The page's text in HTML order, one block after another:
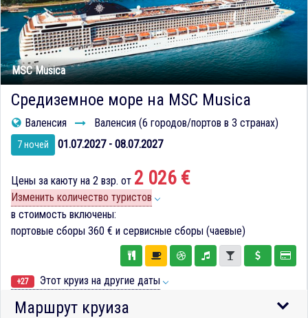
MSC Musica
Средиземное море на MSC Musica
Валенсия Валенсия (6 городов/портов в 3 странах)
7 ночей 01.07.2027 - 08.07.2027
Цены за каюту на 2 взр. от 2 026 €
Изменить количество туристов
в стоимость включены:
портовые сборы 360 € и сервисные сборы (чаевые)
+27 Этот круиз на другие даты
Маршрут круиза